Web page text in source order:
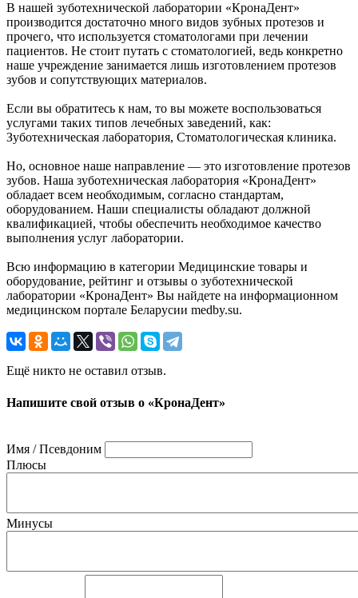
В нашей зуботехнической лаборатории «КронаДент»
производится достаточно много видов зубных протезов и
прочего, что используется стоматологами при лечении
пациентов. Не стоит путать с стоматологией, ведь конкретно
наше учреждение занимается лишь изготовлением протезов
зубов и сопутствующих материалов.
Если вы обратитесь к нам, то вы можете воспользоваться
услугами таких типов лечебных заведений, как:
Зуботехническая лаборатория, Стоматологическая клиника.
Но, основное наше направление — это изготовление протезов
зубов. Наша зуботехническая лаборатория «КронаДент»
обладает всем необходимым, согласно стандартам,
оборудованием. Наши специалисты обладают должной
квалификацией, чтобы обеспечить необходимое качество
выполнения услуг лаборатории.
Всю информацию в категории Медицинские товары и
оборудование, рейтинг и отзывы о зуботехнической
лаборатории «КронаДент» Вы найдете на информационном
медицинском портале Беларусии medby.su.
Ещё никто не оставил отзыв.
Напишите свой отзыв о «КронаДент»
Имя / Псевдоним
Плюсы
Минусы